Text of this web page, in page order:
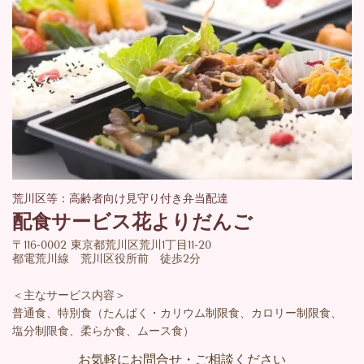
荒川区等：高齢者向け見守り付き弁当配達
配食サービス花よりだんご
〒116-0002 東京都荒川区荒川1丁目11-20
都電荒川線 荒川区役所前 徒歩2分
＜主なサービス内容＞
普通食、特別食（たんぱく・カリウム制限食、カロリー制限食、
塩分制限食、柔らか食、ムース食）
お気軽にお問合せ・ご相談ください